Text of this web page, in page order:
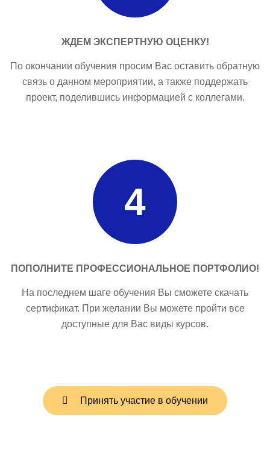
ЖДЕМ ЭКСПЕРТНУЮ ОЦЕНКУ!
По окончании обучения просим Вас оставить обратную
связь о данном мероприятии, а также поддержать
проект, поделившись информацией с коллегами.
4
ПОПОЛНИТЕ ПРОФЕССИОНАЛЬНОЕ ПОРТФОЛИО!
На последнем шаге обучения Вы сможете скачать
сертификат. При желании Вы можете пройти все
доступные для Вас виды курсов.
Принять участие в обучении